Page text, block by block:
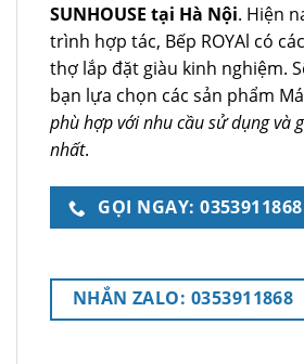
SUNHOUSE tại Hà Nội. Hiện
trình hợp tác, Bếp ROYAl có
thợ lắp đặt giàu kinh nghiệm.
bạn lựa chọn các sản phẩm
phù hợp với nhu cầu sử dụng và
nhất.
GỌI NGAY: 0353911868
NHẮN ZALO: 0353911868